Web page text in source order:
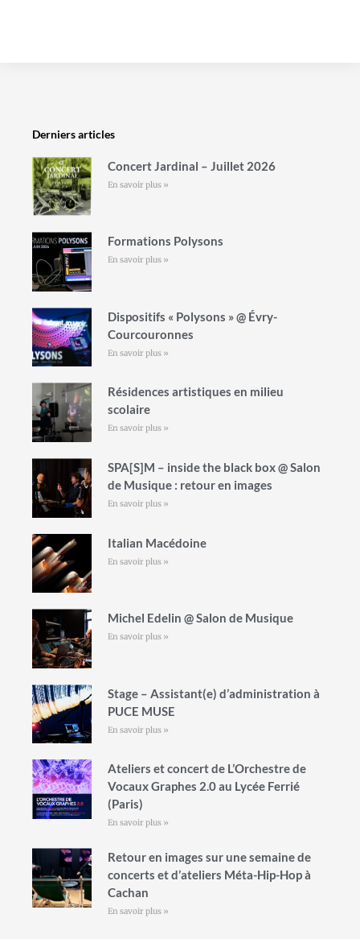
Derniers articles
Concert Jardinal – Juillet 2026
En savoir plus »
Formations Polysons
En savoir plus »
Dispositifs « Polysons » @ Évry-
Courcouronnes
En savoir plus »
Résidences artistiques en milieu
scolaire
En savoir plus »
SPA[S]M – inside the black box @ Salon
de Musique : retour en images
En savoir plus »
Italian Macédoine
En savoir plus »
Michel Edelin @ Salon de Musique
En savoir plus »
Stage – Assistant(e) d’administration à
PUCE MUSE
En savoir plus »
Ateliers et concert de L’Orchestre de
Vocaux Graphes 2.0 au Lycée Ferrié
(Paris)
En savoir plus »
Retour en images sur une semaine de
concerts et d’ateliers Méta-Hip-Hop à
Cachan
En savoir plus »